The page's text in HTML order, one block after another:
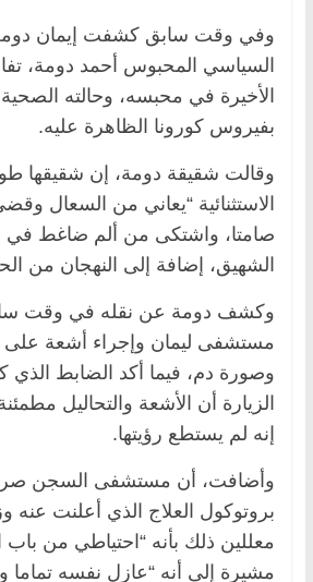
وفي وقت سابق كشفت إيمان
السياسي المحبوس أحمد دومة،
الأخيرة في محبسه، وحالته
بفيروس كورونا الظاهرة عليه.
وقالت شقيقة دومة، إن شقيقها
الاستثنائية “يعاني من السعال
صامتا، واشتكى من ألم ضاغط في
الشهيق، إضافة إلى النهجان من
وكشف دومة عن نقله في وقت
مستشفى ليمان وإجراء أشعة على
وصورة دم، فيما أكد الضابط
الزيارة أن الأشعة والتحاليل
إنه لم يستطع رؤيتها.
وأضافت، أن مستشفى السجن
بروتوكول العلاج الذي أعلنت عنه
معللين ذلك بأنه “احتياطي من باب
مشيرة إلى أنه “عازل نفسه تماما